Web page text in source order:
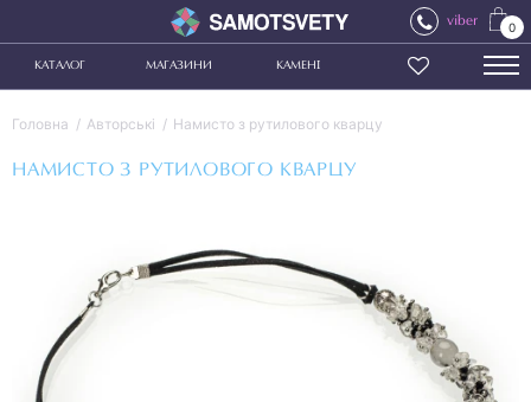
viber 0
КАТАЛОГ МАГАЗИНИ КАМЕНІ
Головна Авторські Намисто з рутилового кварцу
НАМИСТО З РУТИЛОВОГО КВАРЦУ